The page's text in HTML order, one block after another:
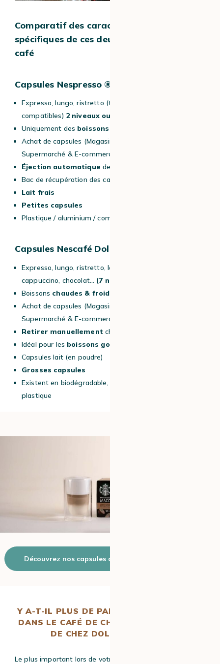
Comparatif des caractéristiques
spécifiques de ces deux types de capsules
café
Capsules Nespresso ® Original :
Expresso, lungo, ristretto (thé avec des
compatibles) 2 niveaux ou volumes
Uniquement des boissons chaudes
Achat de capsules (Magasin Nespresso ® /
Supermarché & E-commerce)
Éjection automatique de la capsule
Bac de récupération des capsules
Lait frais
Petites capsules
Plastique / aluminium / compostables
Capsules Nescafé Dolce Gusto® :
Expresso, lungo, ristretto, lattée, macchiatto, thé,
cappuccino, chocolat… (7 niveaux ou volumes)
Boissons chaudes & froides
Achat de capsules (Magasin Nespresso
Supermarché & E-commerce)
Retirer manuellement chaque capsule
Idéal pour les boissons gourmandes
Capsules lait (en poudre)
Grosses capsules
Existent en biodégradable, compostables, aluminium,
plastique
Découvrez nos capsules compatibles Dolce Gusto
Y A-T-IL PLUS DE PARFUMS ET DE GOÛTS
DANS LE CAFÉ DE CHEZ NESPRESSO® OU
DE CHEZ DOLCE GUSTO
Le plus important lors de votre achat est bien de savoir